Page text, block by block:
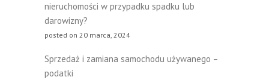
nieruchomości w przypadku spadku lub
darowizny?
posted on 20 marca, 2024
Sprzedaż i zamiana samochodu używanego –
podatki